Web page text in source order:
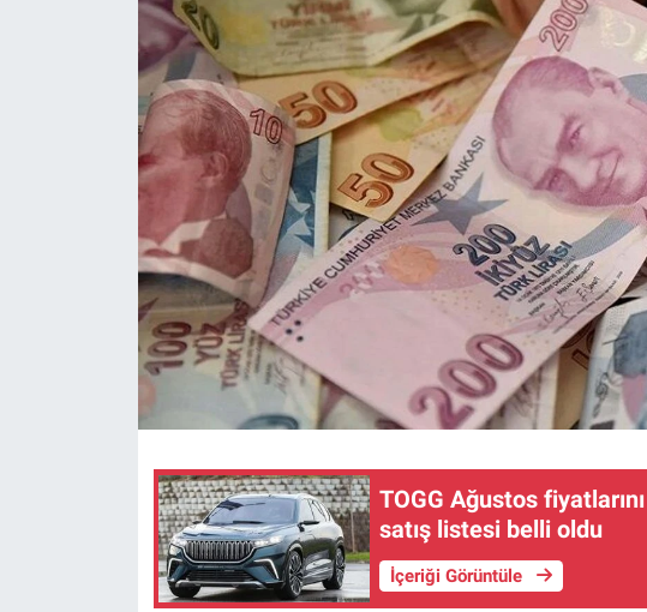
TOGG Ağustos
satış listesi belli oldu
İçeriği Görüntüle